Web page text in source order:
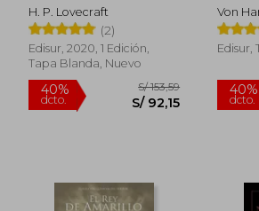
H. P. Lovecraft
(2)
Edisur, 2020, 1 Edición,
Tapa Blanda, Nuevo
Von
Edisur,